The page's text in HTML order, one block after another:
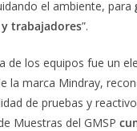
el ambiente, para
trabajadores”.
de los equipos fue un
la marca Mindray,
de pruebas y
Muestras del GMSP